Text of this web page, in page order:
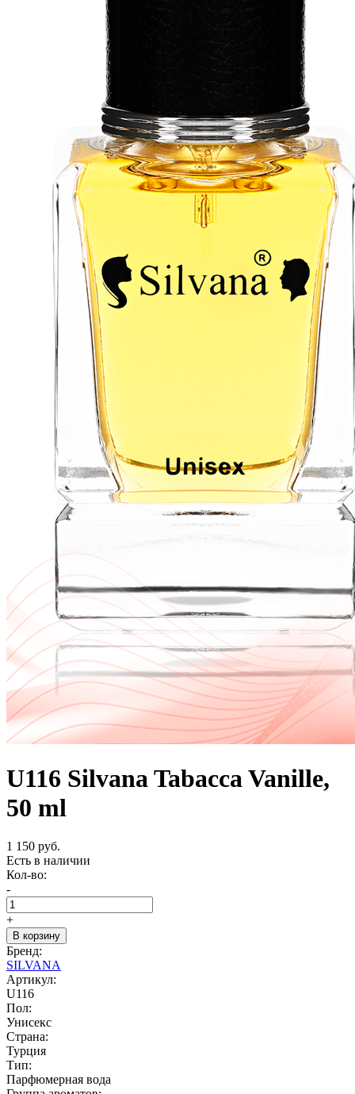
U116 Silvana Tabacca Vanille,
50 ml
1 150 руб.
Есть в наличии
Кол-во:
-
+
В корзину
Бренд:
SILVANA
Артикул:
U116
Пол:
Унисекс
Страна:
Турция
Тип:
Парфюмерная вода